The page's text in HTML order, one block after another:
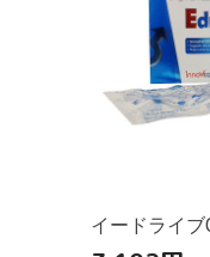
イードライブ